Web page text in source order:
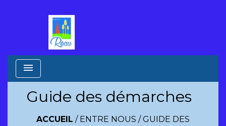
menu
Guide des démarches
ACCUEIL / ENTRE NOUS /GUIDE DES